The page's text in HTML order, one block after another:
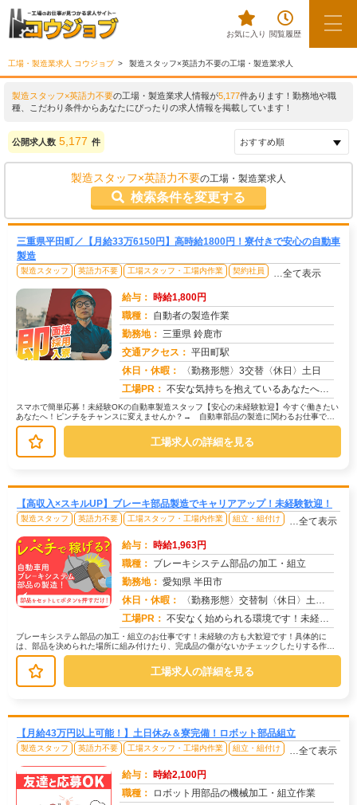
お気に入り 閲覧履歴
工場・製造業求人 コウジョブ 製造スタッフ×英語力不要の工場・製造業求人
製造スタッフ×英語力不要の工場・製造業求人情報が5,177件あります！勤務地や職
種、こだわり条件からあなたにぴったりの求人情報を掲載しています！
公開求人数 5,177 件
製造スタッフ×英語力不要の工場・製造業求人
検索条件を変更する
三重県平田町／【月給33万6150円】高時給1800円！寮付きで安心の自動車
製造
製造スタッフ 英語力不要 工場スタッフ・工場内作業 契約社員 …全て表示
給与： 時給1,800円
職種： 自動者の製造作業
勤務地： 三重県 鈴鹿市
交通アクセス： 平田町駅
休日・休暇：
〈勤務形態〉3交替〈休日〉土日
工場PR： 不安な気持ちを抱えているあなたへ。株式会社京栄センターは、未経験者多数活躍中！経験やスキルは一切問いません。→ 最...
スマホで簡単応募！未経験OKの自動車製造スタッフ【安心の未経験歓迎】今すぐ働きたい
あなたへ！ピンチをチャンスに変えませんか？→ 自動車部品の製造に関わるお仕事で
す。→ 具体的な作業は、部品を機械...
工場求人の詳細を見る
【高収入×スキルUP】ブレーキ部品製造でキャリアアップ！未経験歓迎！
製造スタッフ 英語力不要 工場スタッフ・工場内作業 組立・組付け …全て表示
給与： 時給1,963円
職種： ブレーキシステム部品の加工・組立
勤務地： 愛知県 半田市
休日・休暇：
〈勤務形態〉交替制〈休日〉土日★ＧＷ★夏季休暇★冬季休暇★年末年始
工場PR： 不安なく始められる環境です！未経験の方、ブランクのある方も大歓迎！充実の研修でしっかりサポートします。20代、30...
ブレーキシステム部品の加工・組立のお仕事です！未経験の方も大歓迎です！具体的に
は、部品を決められた場所に組み付けたり、完成品の傷がないかチェックしたりする作業
が中心です。中には、部品をセットして...
工場求人の詳細を見る
【月給43万円以上可能！】土日休み＆寮完備！ロボット部品組立
製造スタッフ 英語力不要 工場スタッフ・工場内作業 組立・組付け …全て表示
給与： 時給2,100円
職種：
ロボット用部品の機械加工・組立作業